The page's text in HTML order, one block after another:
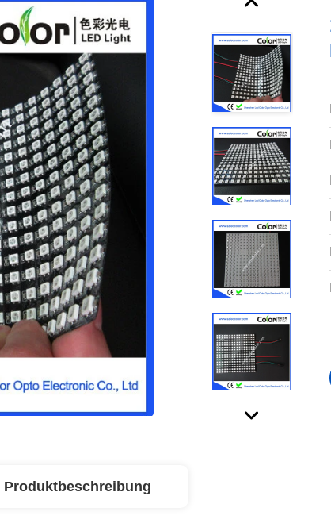
Produktbeschreibung